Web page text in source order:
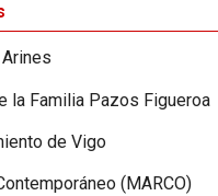
la Familia Pazos Figueroa
de Vigo
(MARCO)